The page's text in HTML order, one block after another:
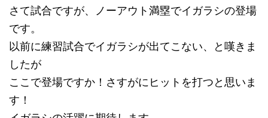
さて試合ですが、ノーアウト満塁でイガラシの登場
です。
以前に練習試合でイガラシが出てこない、と嘆きま
したが
ここで登場ですか！さすがにヒットを打つと思いま
す！